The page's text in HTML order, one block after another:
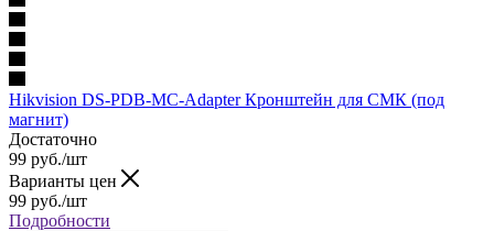
Hikvision DS-PDB-MC-Adapter Кронштейн для СМК (под
магнит)
Достаточно
99 руб./шт
Варианты цен
99 руб./шт
Подробности